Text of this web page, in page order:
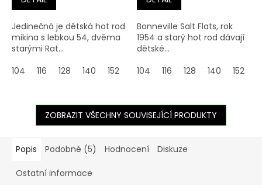
Jedinečná je dětská hot rod
mikina s lebkou 54, dvěma
starými Rat...
104
116 128 140 152 164
Bonneville Salt Flats, rok
1954 a starý hot rod dávají
dětské...
104
116 128 140 152
ZOBRAZIT VŠECHNY SOUVISEJÍCÍ PRODUKTY
Popis Podobné (5) Hodnocení Diskuze
Ostatní informace